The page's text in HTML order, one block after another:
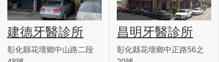
建德牙醫診所
彰化縣花壇鄉中山路二段
昌明牙醫診所
彰化縣花壇鄉中正路56之